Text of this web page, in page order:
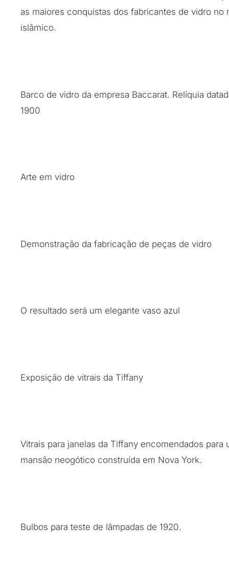
as maiores conquistas dos fabricantes de vidro no
islâmico.
Barco de vidro da empresa Baccarat. Relíquia
1900
Arte em vidro
Demonstração da fabricação de peças de vidro
O resultado será um elegante vaso azul
Exposição de vitrais da Tiffany
Vitrais para janelas da Tiffany encomendados para
mansão neogótico construída em Nova York.
Bulbos para teste de lâmpadas de 1920.